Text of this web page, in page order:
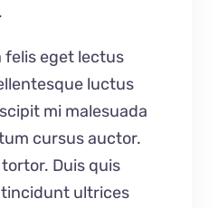
felis eget lectus
luctus
mi malesuada
cursus auctor.
Duis quis
ultrices